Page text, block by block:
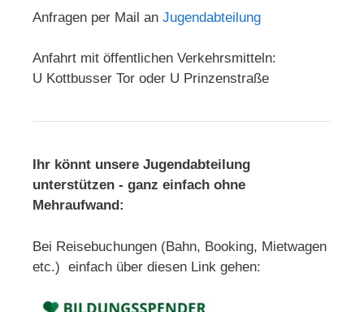
Anfragen per Mail an Jugendabteilung
Anfahrt mit öffentlichen Verkehrsmitteln:
U Kottbusser Tor oder U Prinzenstraße
Ihr könnt unsere Jugendabteilung
unterstützen - ganz einfach ohne
Mehraufwand:
Bei Reisebuchungen (Bahn, Booking, Mietwagen
etc.) einfach über diesen Link gehen: